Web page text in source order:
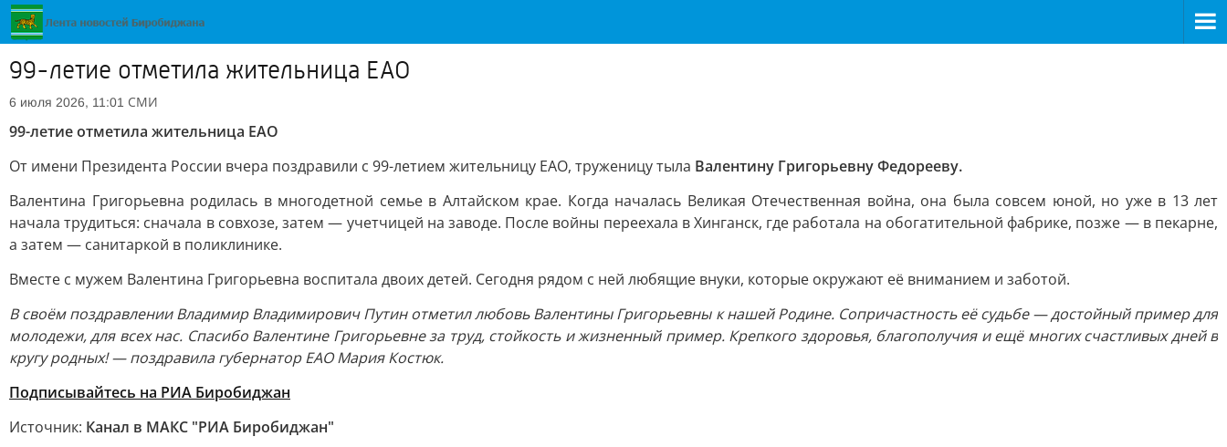
99-летие отметила жительница ЕАО
6 июля 2026, 11:01 СМИ
99-летие отметила жительница ЕАО
От имени Президента России вчера поздравили с 99-летием жительницу ЕАО, труженицу тыла Валентину Григорьевну Федорееву.
Валентина Григорьевна родилась в многодетной семье в Алтайском крае. Когда началась Великая Отечественная война, она была совсем юной, но уже в 13 лет
начала трудиться: сначала в совхозе, затем — учетчицей на заводе. После войны переехала в Хинганск, где работала на обогатительной фабрике, позже — в пекарне,
а затем — санитаркой в поликлинике.
Вместе с мужем Валентина Григорьевна воспитала двоих детей. Сегодня рядом с ней любящие внуки, которые окружают её вниманием и заботой.
В своём поздравлении Владимир Владимирович Путин отметил любовь Валентины Григорьевны к нашей Родине. Сопричастность её судьбе — достойный пример для
молодежи, для всех нас. Спасибо Валентине Григорьевне за труд, стойкость и жизненный пример. Крепкого здоровья, благополучия и ещё многих счастливых дней в
кругу родных! — поздравила губернатор ЕАО Мария Костюк.
Подписывайтесь на РИА Биробиджан
Источник: Канал в МАКС "РИА Биробиджан"